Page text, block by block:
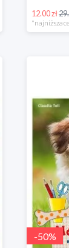
12.00 zł
*najniższa
-50%